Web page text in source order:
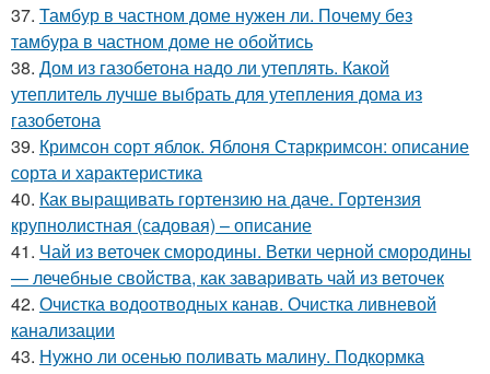
37. Тамбур в частном доме нужен ли. Почему без
тамбура в частном доме не обойтись
38. Дом из газобетона надо ли утеплять. Какой
утеплитель лучше выбрать для утепления дома из
газобетона
39. Кримсон сорт яблок. Яблоня Старкримсон: описание
сорта и характеристика
40. Как выращивать гортензию на даче. Гортензия
крупнолистная (садовая) – описание
41. Чай из веточек смородины. Ветки черной смородины
— лечебные свойства, как заваривать чай из веточек
42. Очистка водоотводных канав. Очистка ливневой
канализации
43. Нужно ли осенью поливать малину. Подкормка